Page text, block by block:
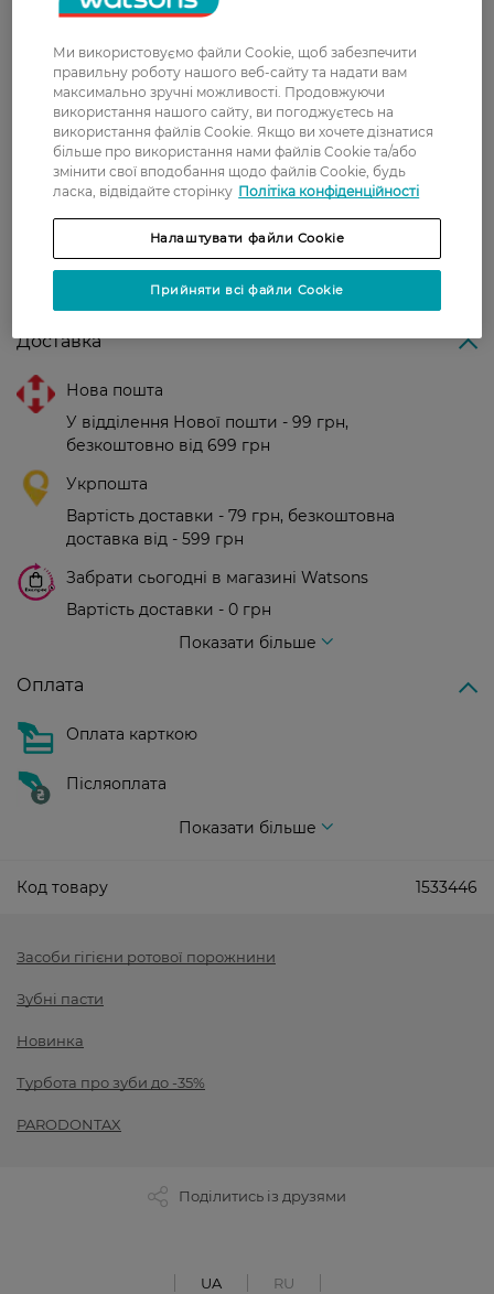
трьох разів на добу. Намагайтеся не ковтати
пасту та спльовуйте її після чищення.
Країна-виробник:Словаччина
Рейтинг та відгуки
0
З 0 відгуків
Доставка
Нова пошта
У відділення Нової пошти - 99 грн,
безкоштовно від 699 грн
Укрпошта
Вартість доставки - 79 грн, безкоштовна
доставка від - 599 грн
Забрати сьогодні в магазині Watsons
Вартість доставки - 0 грн
Показати більше
Оплата
Оплата карткою
Післяоплата
Показати більше
Код товару 1533446
Засоби гігієни ротової порожнини
Зубні пасти
Новинка
Турбота про зуби до -35%
PARODONTAX
Поділитись із друзями
UA RU
Ми використовуємо файли Cookie, щоб забезпечити
правильну роботу нашого веб-сайту та надати вам
максимально зручні можливості. Продовжуючи
використання нашого сайту, ви погоджуєтесь на
використання файлів Cookie. Якщо ви хочете дізнатися
більше про використання нами файлів Cookie та/або
змінити свої вподобання щодо файлів Cookie, будь
ласка, відвідайте сторінку Політіка конфіденційності
Налаштувати файли Cookie
Прийняти всі файли Cookie